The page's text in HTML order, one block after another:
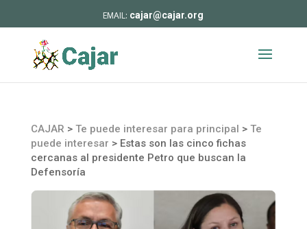
cajar@cajar.org
CAJAR > Te puede interesar para principal > Te
puede interesar > Estas son las cinco fichas
cercanas al presidente Petro que buscan la
Defensoría